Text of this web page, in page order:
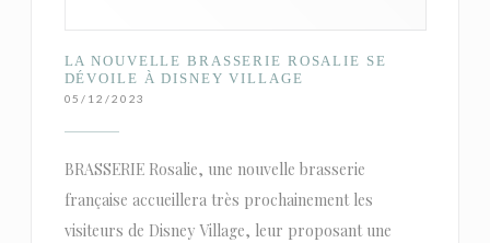
LA NOUVELLE BRASSERIE ROSALIE SE
DÉVOILE À DISNEY VILLAGE
05/12/2023
BRASSERIE Rosalie, une nouvelle brasserie
française accueillera très prochainement les
visiteurs de Disney Village, leur proposant une